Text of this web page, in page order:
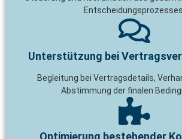
Entscheidungsprozesses.
Unterstützung bei
Begleitung bei Vertragsdetails,
Abstimmung der finalen
Optimierung bestehender